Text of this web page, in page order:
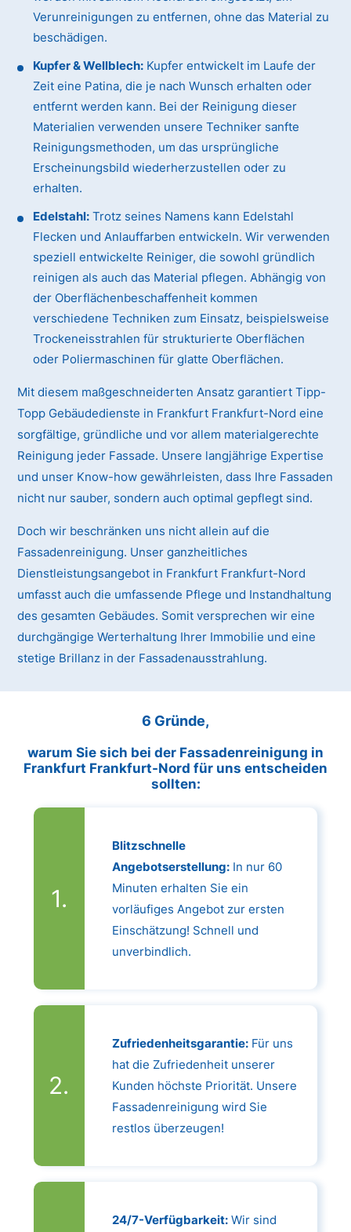
Verunreinigungen zu entfernen, ohne das Material zu
beschädigen.
Kupfer & Wellblech: Kupfer entwickelt im Laufe der
Zeit eine Patina, die je nach Wunsch erhalten oder
entfernt werden kann. Bei der Reinigung dieser
Materialien verwenden unsere Techniker sanfte
Reinigungsmethoden, um das ursprüngliche
Erscheinungsbild wiederherzustellen oder zu
erhalten.
Edelstahl: Trotz seines Namens kann Edelstahl
Flecken und Anlauffarben entwickeln. Wir verwenden
speziell entwickelte Reiniger, die sowohl gründlich
reinigen als auch das Material pflegen. Abhängig von
der Oberflächenbeschaffenheit kommen
verschiedene Techniken zum Einsatz, beispielsweise
Trockeneisstrahlen für strukturierte Oberflächen
oder Poliermaschinen für glatte Oberflächen.
Mit diesem maßgeschneiderten Ansatz garantiert Tipp-
Topp Gebäudedienste in Frankfurt Frankfurt-Nord eine
sorgfältige, gründliche und vor allem materialgerechte
Reinigung jeder Fassade. Unsere langjährige Expertise
und unser Know-how gewährleisten, dass Ihre Fassaden
nicht nur sauber, sondern auch optimal gepflegt sind.
Doch wir beschränken uns nicht allein auf die
Fassadenreinigung. Unser ganzheitliches
Dienstleistungsangebot in Frankfurt Frankfurt-Nord
umfasst auch die umfassende Pflege und Instandhaltung
des gesamten Gebäudes. Somit versprechen wir eine
durchgängige Werterhaltung Ihrer Immobilie und eine
stetige Brillanz in der Fassadenausstrahlung.
6 Gründe,
warum Sie sich bei der Fassadenreinigung in
Frankfurt Frankfurt-Nord für uns entscheiden
sollten:
Blitzschnelle
Angebotserstellung:In nur 60
Minuten erhalten Sie ein
vorläufiges Angebot zur ersten
Einschätzung! Schnell und
unverbindlich.
Zufriedenheitsgarantie:Für uns
hat die Zufriedenheit unserer
Kunden höchste Priorität. Unsere
Fassadenreinigung wird Sie
restlos überzeugen!
24/7-Verfügbarkeit:Wir sind